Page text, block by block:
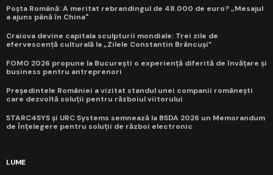
Poșta Română: A meritat rebrandingul de 48.000 de euro? „Mesajul
a ajuns până în China"
Craiova devine capitala sculpturii mondiale: Trei zile de
efervescență culturală la „Zilele Constantin Brâncuși”
FOMO 2026 propune la București o experiență diferită de învățare și
business pentru antreprenori
Președintele României a vizitat standul unei companii românești
care dezvoltă soluții pentru războiul viitorului
STARC4SYS și URC Systems semnează la BSDA 2026 un Memorandum
de Înțelegere pentru soluții de război electronic
LUME